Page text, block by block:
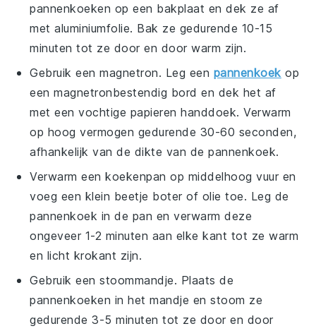
pannenkoeken op een bakplaat en dek ze af
met aluminiumfolie. Bak ze gedurende 10-15
minuten tot ze door en door warm zijn.
Gebruik een magnetron. Leg een pannenkoek op
een magnetronbestendig bord en dek het af
met een vochtige papieren handdoek. Verwarm
op hoog vermogen gedurende 30-60 seconden,
afhankelijk van de dikte van depannenkoek.
Verwarm een koekenpan op middelhoog vuur en
voeg een klein beetje boter of olie toe. Leg de
pannenkoek in de pan en verwarm deze
ongeveer 1-2 minuten aan elke kant tot ze warm
en licht krokant zijn.
Gebruik een stoommandje. Plaats de
pannenkoeken in het mandje en stoom ze
gedurende 3-5 minuten tot ze door en door